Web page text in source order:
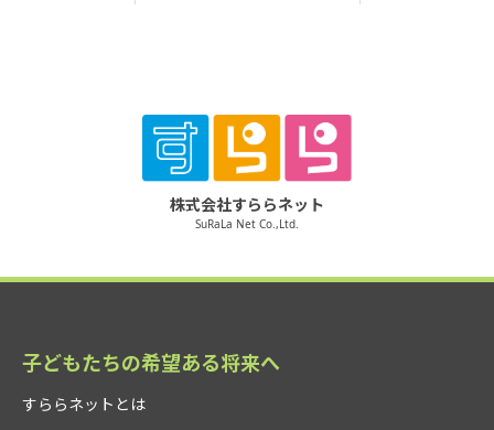
株式会社すららネット
SuRaLa Net Co.,Ltd.
子どもたちの希望ある将来へ
すららネットとは